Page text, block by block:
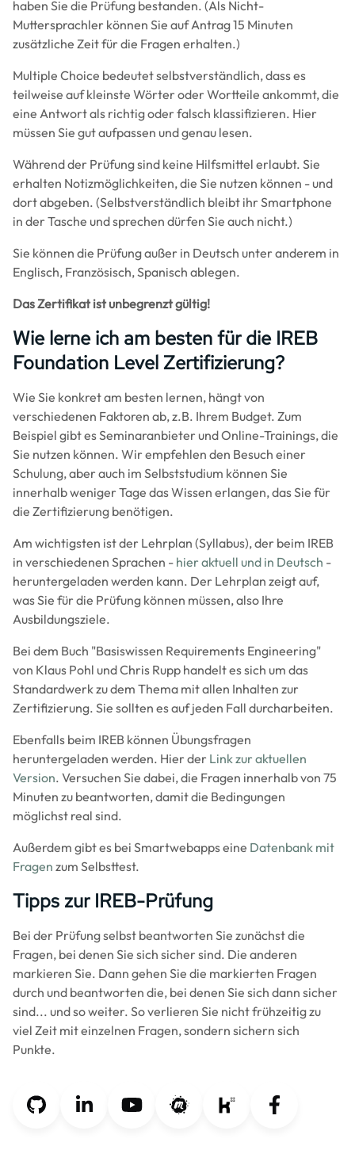
haben Sie die Prüfung bestanden. (Als Nicht-
Muttersprachler können Sie auf Antrag 15 Minuten
zusätzliche Zeit für die Fragen erhalten.)
Multiple Choice bedeutet selbstverständlich, dass es
teilweise auf kleinste Wörter oder Wortteile ankommt, die
eine Antwort als richtig oder falsch klassifizieren. Hier
müssen Sie gut aufpassen und genau lesen.
Während der Prüfung sind keine Hilfsmittel erlaubt. Sie
erhalten Notizmöglichkeiten, die Sie nutzen können - und
dort abgeben. (Selbstverständlich bleibt ihr Smartphone
in der Tasche und sprechen dürfen Sie auch nicht.)
Sie können die Prüfung außer in Deutsch unter anderem in
Englisch, Französisch, Spanisch ablegen.
Das Zertifikat ist unbegrenzt gültig!
Wie lerne ich am besten für die IREB
Foundation Level Zertifizierung?
Wie Sie konkret am besten lernen, hängt von
verschiedenen Faktoren ab, z.B. Ihrem Budget. Zum
Beispiel gibt es Seminaranbieter und Online-Trainings, die
Sie nutzen können. Wir empfehlen den Besuch einer
Schulung, aber auch im Selbststudium können Sie
innerhalb weniger Tage das Wissen erlangen, das Sie für
die Zertifizierung benötigen.
Am wichtigsten ist der Lehrplan (Syllabus), der beim IREB
in verschiedenen Sprachen - hier aktuell und in Deutsch -
heruntergeladen werden kann. Der Lehrplan zeigt auf,
was Sie für die Prüfung können müssen, also Ihre
Ausbildungsziele.
Bei dem Buch "Basiswissen Requirements Engineering"
von Klaus Pohl und Chris Rupp handelt es sich um das
Standardwerk zu dem Thema mit allen Inhalten zur
Zertifizierung. Sie sollten es auf jeden Fall durcharbeiten.
Ebenfalls beim IREB können Übungsfragen
heruntergeladen werden. Hier der Link zur aktuellen
Version. Versuchen Sie dabei, die Fragen innerhalb von 75
Minuten zu beantworten, damit die Bedingungen
möglichst real sind.
Außerdem gibt es bei Smartwebapps eine Datenbank mit
Fragen zum Selbsttest.
Tipps zur IREB-Prüfung
Bei der Prüfung selbst beantworten Sie zunächst die
Fragen, bei denen Sie sich sicher sind. Die anderen
markieren Sie. Dann gehen Sie die markierten Fragen
durch und beantworten die, bei denen Sie sich dann sicher
sind... und so weiter. So verlieren Sie nicht frühzeitig zu
viel Zeit mit einzelnen Fragen, sondern sichern sich
Punkte.